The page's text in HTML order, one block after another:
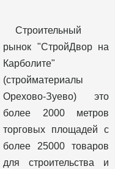
Строительный
рынок "СтройДвор на
Карболите"
(стройматериалы
Орехово-Зуево) это
более 2000 метров
торговых площадей с
более 25000 товаров
для строительства и